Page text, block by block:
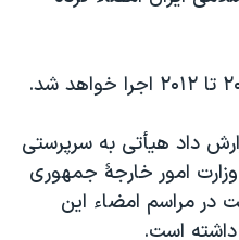
داد هیأتی به سرپرستی
امور خارجۀ جمهوری
در مراسم امضاء این
داشته است.